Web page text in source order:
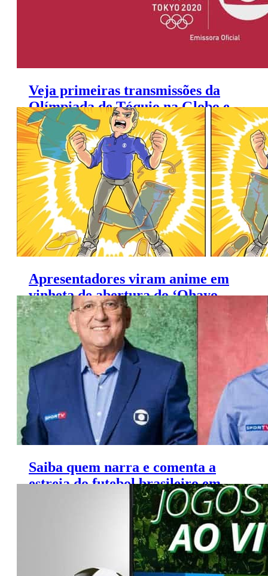
Veja primeiras transmissões da
Olímpiada de Tóquio na Globo e
SporTV
Apresentadores viram anime em
vinheta de abertura do ‘Ohayo
Tóquio’ no SporTV
Saiba quem narra e comenta a
estreia do futebol brasileiro em
Tóquio na Globo e SporTV